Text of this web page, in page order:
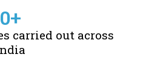
carried out across
0+